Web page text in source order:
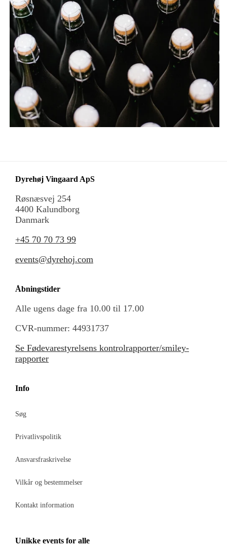
Dyrehøj Vingaard ApS
Røsnæsvej 254
4400 Kalundborg
Danmark
+45 70 70 73 99
events@dyrehoj.com
Åbningstider
Alle ugens dage fra 10.00 til 17.00
CVR-nummer: 44931737
Se Fødevarestyrelsens kontrolrapporter/smiley-
rapporter
Info
Søg
Privatlivspolitik
Ansvarsfraskrivelse
Vilkår og bestemmelser
Kontakt information
Unikke events for alle